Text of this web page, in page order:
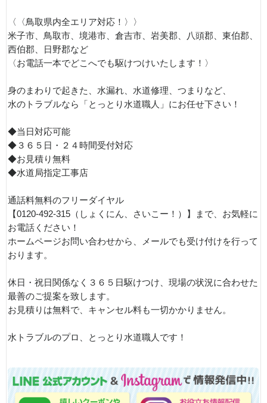
〈〈鳥取県内全エリア対応！〉〉
米子市、鳥取市、境港市、倉吉市、岩美郡、八頭郡、東伯郡、
西伯郡、日野郡など
〈お電話一本でどこへでも駆けつけいたします！〉
身のまわりで起きた、水漏れ、水道修理、つまりなど、
水のトラブルなら「とっとり水道職人」にお任せ下さい！
◆当日対応可能
◆３６５日・２４時間受付対応
◆お見積り無料
◆水道局指定工事店
通話料無料のフリーダイヤル
【0120-492-315（しょくにん、さいこー！）】まで、お気軽に
お電話ください！
ホームページお問い合わせから、メールでも受け付けを行って
おります。
休日・祝日関係なく３６５日駆けつけ、現場の状況に合わせた
最善のご提案を致します。
お見積りは無料で、キャンセル料も一切かかりません。
水トラブルのプロ、とっとり水道職人です！